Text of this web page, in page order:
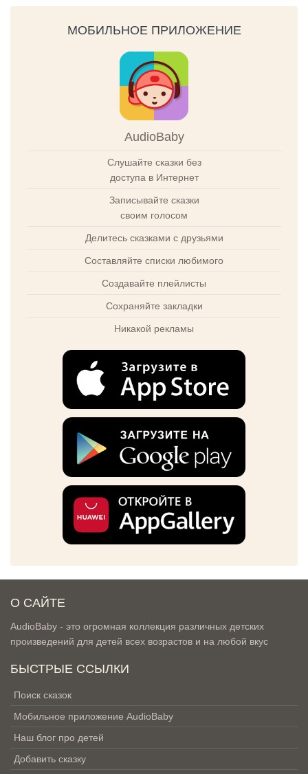
МОБИЛЬНОЕ ПРИЛОЖЕНИЕ
AudioBaby
Слушайте сказки без
доступа в Интернет
Записывайте сказки
своим голосом
Делитесь сказками с друзьями
Составляйте списки любимого
Создавайте плейлисты
Сохраняйте закладки
Никакой рекламы
О САЙТЕ
AudioBaby - это огромная коллекция различных детских
произведений для детей всех возрастов и на любой вкус
БЫСТРЫЕ ССЫЛКИ
Поиск сказок
Мобильное приложение AudioBaby
Наш блог про детей
Добавить сказку